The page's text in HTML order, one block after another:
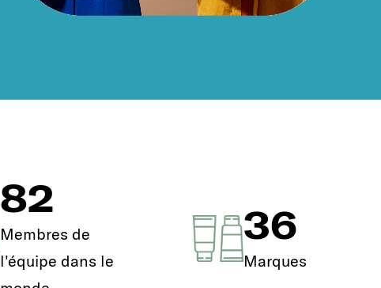
82
Membres de
l'équipe dans le
36
Marques